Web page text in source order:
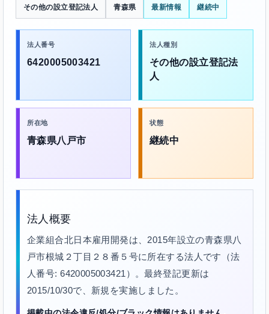
その他の設立登記法人 青森県 最新情報 継続中
法人番号
6420005003421
法人種別
その他の設立登記法
人
所在地
青森県八戸市
状態
継続中
法人概要
企業組合北日本雇用開発は、2015年設立の青森県八
戸市根城２丁目２８番５号に所在する法人です（法
人番号: 6420005003421）。最終登記更新は
2015/10/30で、新規を実施しました。